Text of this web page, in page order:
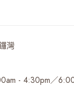
灣
- 4:30pm／